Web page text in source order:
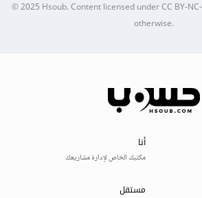
© 2025 Hsoub.Content licensed underCC BY-
otherwise.